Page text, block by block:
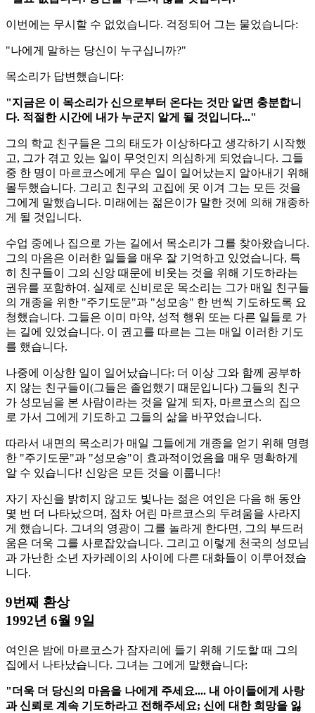
이번에는 무시할 수 없었습니다. 걱정되어 그는 물었습니다:
"나에게 말하는 당신이 누구십니까?"
목소리가 답변했습니다:
"지금은 이 목소리가 신으로부터 온다는 것만 알면 충분합니
다. 적절한 시간에 내가 누군지 알게 될 것입니다..."
그의 학교 친구들은 그의 태도가 이상하다고 생각하기 시작했
고, 그가 겪고 있는 일이 무엇인지 의심하게 되었습니다. 그들
중 한 명이 마르코스에게 무슨 일이 일어났는지 알아내기 위해
몰두했습니다. 그리고 친구의 고집에 못 이겨 그는 모든 것을
그에게 말했습니다. 미래에는 젊은이가 말한 것에 의해 개종하
게 될 것입니다.
수업 중에나 집으로 가는 길에서 목소리가 그를 찾아왔습니다.
그의 마음은 이러한 일들을 매우 잘 기억하고 있었습니다, 특
히 친구들이 그의 신앙 때문에 비웃는 것을 위해 기도하라는
권유를 포함하여. 실제로 신비로운 목소리는 그가 매일 친구들
의 개종을 위한 "주기도문"과 "성모송" 한 번씩 기도하도록 요
청했습니다. 그들은 이미 마약, 성적 행위 또는 다른 일들로 가
는 길에 있었습니다. 이 권고를 따르는 그는 매일 이러한 기도
를 했습니다.
나중에 이상한 일이 일어났습니다: 더 이상 그와 함께 공부하
지 않는 친구들이(그들은 졸업했기 때문입니다) 그들의 친구
가 성모님을 본 사람이라는 것을 알게 되자, 마르코스의 집으
로 가서 그에게 기도하고 그들의 삶을 바꾸었습니다.
따라서 내면의 목소리가 매일 그들에게 개종을 얻기 위해 명령
한 "주기도문"과 "성모송"이 효과적이었음을 매우 명확하게
알 수 있습니다! 신앙은 모든 것을 이룹니다!
자기 자신을 밝히지 않고도 빛나는 젊은 여인은 다음 해 동안
몇 번 더 나타났으며, 점차 어린 마르코스의 두려움을 사라지
게 했습니다. 그녀의 영광이 그를 놀라게 한다면, 그의 부드러
움은 더욱 그를 사로잡았습니다. 그리고 이렇게 천국의 성모님
과 가난한 소년 자카레이의 사이에 다른 대화들이 이루어졌습
니다.
9번째 환상
1992년 6월 9일
여인은 밤에 마르코스가 잠자리에 들기 위해 기도할 때 그의
집에서 나타났습니다. 그녀는 그에게 말했습니다:
"더욱 더 당신의 마음을 나에게 주세요.... 내 아이들에게 사랑
과 신뢰로 계속 기도하라고 전해주세요; 신에 대한 희망을 잃